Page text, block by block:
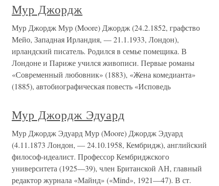
Мур Джордж
Мур Джордж Мур (Moore) Джордж (24.2.1852, графство
Мейо, Западная Ирландия, — 21.1.1933, Лондон),
ирландский писатель. Родился в семье помещика. В
Лондоне и Париже учился живописи. Первые романы
«Современный любовник» (1883), «Жена комедианта»
(1885), автобиографическая повесть «Исповедь
Мур Джордж Эдуард
Мур Джордж Эдуард Мур (Moore) Джордж Эдуард
(4.11.1873 Лондон, — 24.10.1958, Кембридж), английский
философ-идеалист. Профессор Кембриджского
университета (1925—39), член Британской АН, главный
редактор журнала «Майнд» («Mind», 1921—47). В ст.